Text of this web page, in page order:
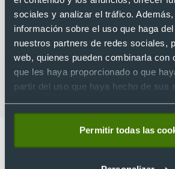
sociales y analizar el tráfico.
información sobre el uso que haga
nuestros partners de redes sociales,
web, quienes pueden combinarla con
que les haya proporcionado o que
partir del uso que haya hecho de sus
Permitir todas las
Accesorios Tablet